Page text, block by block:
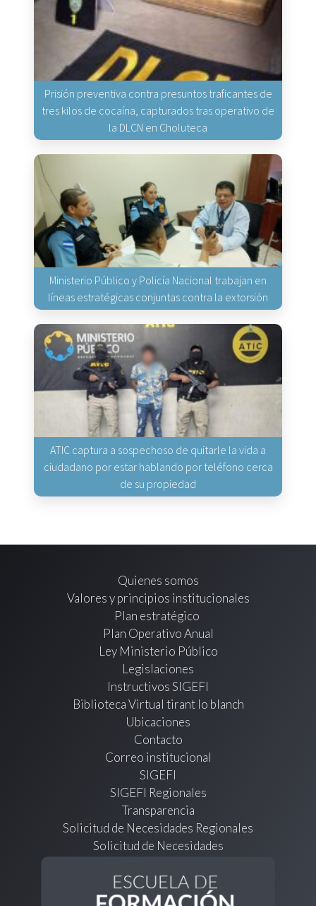
Prisión preventiva contra presuntos traficantes de
tres kilos de cocaína, capturados tras operativo de
la DLCN en Choluteca
Ministerio Público y Policía Nacional trabajan en
líneas estratégicas conjuntas contra la extorsión
ATIC captura a sospechoso de quitarle la vida a
ciudadano por estar hablando por teléfono cerca
de su propiedad
Quienes somos
Valores y principios institucionales
Plan estratégico
Plan Operativo Anual
Ley Ministerio Público
Legislaciones
Instructivos SIGEFI
Biblioteca Virtual tirant lo blanch
Ubicaciones
Contacto
Correo institucional
SIGEFI
SIGEFI Regionales
Transparencia
Solicitud de Necesidades Regionales
Solicitud de Necesidades